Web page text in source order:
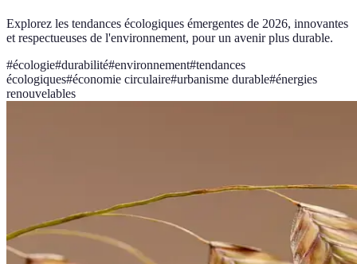
Explorez les tendances écologiques émergentes de 2026, innovantes
et respectueuses de l'environnement, pour un avenir plus durable.
#écologie#durabilité#environnement#tendances
écologiques#économie circulaire#urbanisme durable#énergies
renouvelables